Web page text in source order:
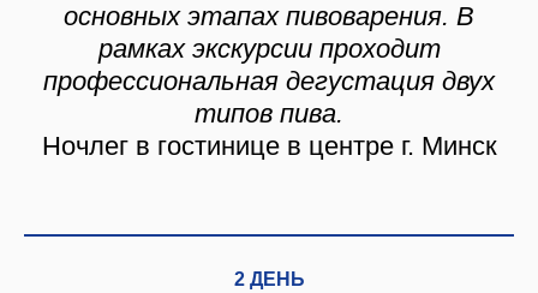
основных этапах пивоварения. В
рамках экскурсии проходит
профессиональная дегустация двух
типов пива.
Ночлег в гостинице в центре г. Минск
2 ДЕНЬ